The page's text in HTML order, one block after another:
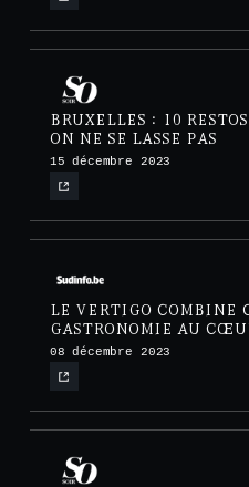
BRUXELLES : 10
ON NE SE LASSE PAS
15 décembre 2023
LE VERTIGO COMBINE
GASTRONOMIE AU
BRUXELLES
08 décembre 2023